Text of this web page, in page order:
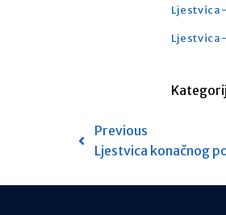
Previous
Ljestvica konačnog